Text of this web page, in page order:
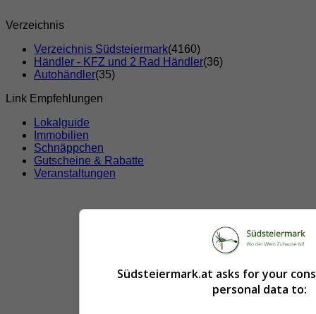
Verzeichnis
Verzeichnis Südsteiermark(4160)
Händler - KFZ und 2 Rad Händler(36)
Autohändler(35)
Link Empfehlungen
Lokalguide
Immobilien
Schnäppchen
Gutscheine & Rabatte
Veranstaltungen
Südsteiermark.at asks for your
personal data to: